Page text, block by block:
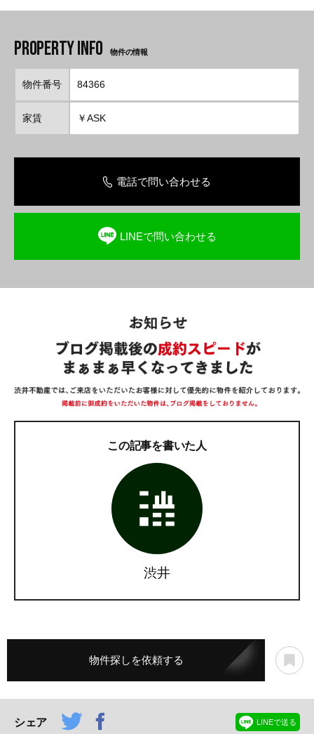
物件の情報
物件番号 84366
家賃 ￥ASK
電話で問い合わせる
LINEで問い合わせる
この記事を書いた人
渋井
物件探しを依頼する
シェア LINEで送る